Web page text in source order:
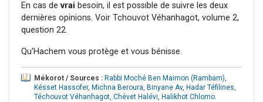
En cas de vrai besoin, il est possible de suivre les deux
dernières opinions. Voir Tchouvot Véhanhagot, volume 2,
question 22.
Qu'Hachem vous protège et vous bénisse.
Mékorot / Sources : Rabbi Moché Ben Maimon (Rambam),
Késset Hassofer, Michna Beroura, Binyane Av, Hadar Téfilines,
Téchouvot Véhanhagot, Chévet Halévi, Halikhot Chlomo.